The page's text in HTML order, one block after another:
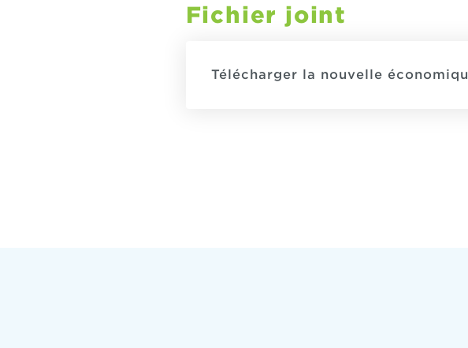
Fichier joint
Télécharger la nouvelle